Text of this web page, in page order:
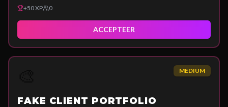
+50XP 0
ACCEPTEER
MEDIUM
FAKE CLIENT PORTFOLIO